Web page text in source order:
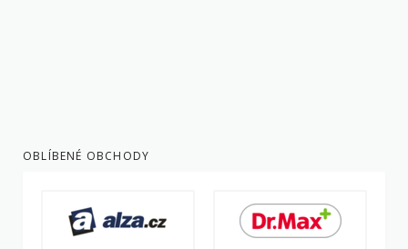
OBLÍBENÉ OBCHODY